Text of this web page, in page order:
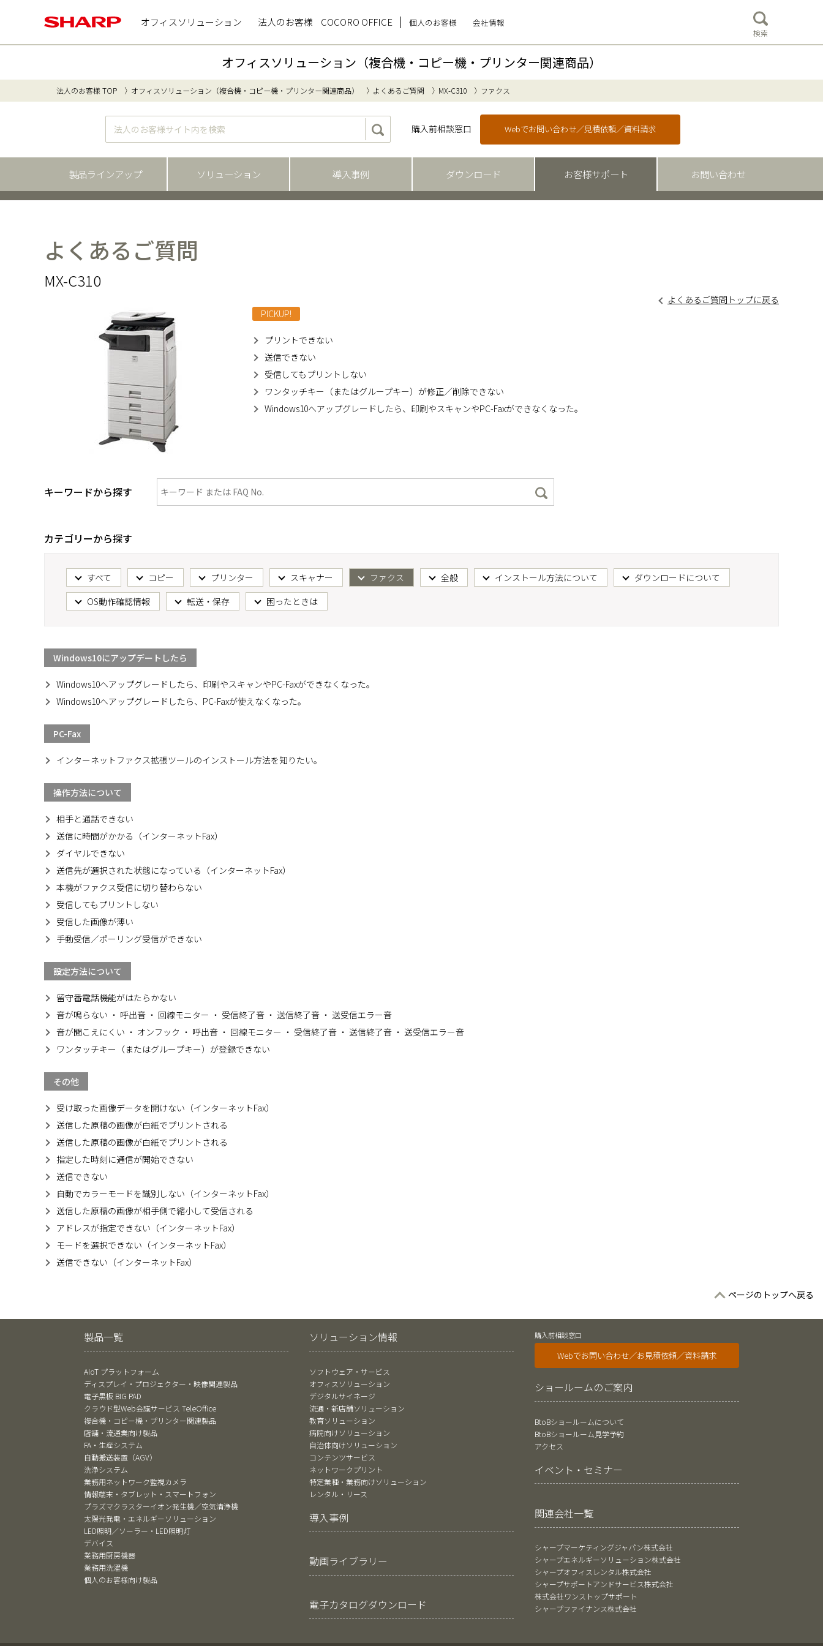
オフィスソリューション 法人のお客様 COCORO OFFICE 個人のお客様 会社情報
検索
オフィスソリューション（複合機・コピー機・プリンター関連商品）
法人のお客様 TOP オフィスソリューション（複合機・コピー機・プリンター関連商品） よくあるご質問 MX-C310 ファクス
購入前相談窓口 Webでお問い合わせ／見積依頼／資料請求
製品ラインアップ ソリューション 導入事例 ダウンロード お客様サポート お問い合わせ
よくあるご質問
MX-C310
よくあるご質問トップに戻る
PICKUP!
プリントできない
送信できない
受信してもプリントしない
ワンタッチキー（またはグループキー）が修正／削除できない
Windows10へアップグレードしたら、印刷やスキャンやPC-Faxができなくなった。
キーワードから探す
カテゴリーから探す
すべて コピー プリンター スキャナー ファクス 全般 インストール方法について
ダウンロードについて
OS動作確認情報
転送・保存 困ったときは
Windows10にアップデートしたら
Windows10へアップグレードしたら、印刷やスキャンやPC-Faxができなくなった。
Windows10へアップグレードしたら、PC-Faxが使えなくなった。
PC-Fax
インターネットファクス拡張ツールのインストール方法を知りたい。
操作方法について
相手と通話できない
送信に時間がかかる（インターネットFax）
ダイヤルできない
送信先が選択された状態になっている（インターネットFax）
本機がファクス受信に切り替わらない
受信してもプリントしない
受信した画像が薄い
手動受信／ポーリング受信ができない
設定方法について
留守番電話機能がはたらかない
音が鳴らない ・ 呼出音 ・ 回線モニター ・ 受信終了音 ・ 送信終了音 ・ 送受信エラー音
音が聞こえにくい ・ オンフック ・ 呼出音 ・ 回線モニター ・ 受信終了音 ・ 送信終了音 ・ 送受信エラー音
ワンタッチキー（またはグループキー）が登録できない
その他
受け取った画像データを開けない（インターネットFax）
送信した原稿の画像が白紙でプリントされる
送信した原稿の画像が白紙でプリントされる
指定した時刻に通信が開始できない
送信できない
自動でカラーモードを識別しない（インターネットFax）
送信した原稿の画像が相手側で縮小して受信される
アドレスが指定できない（インターネットFax）
モードを選択できない（インターネットFax）
送信できない（インターネットFax）
ページのトップへ戻る
製品一覧
AIoT プラットフォーム
ディスプレイ・プロジェクター・映像関連製品
電子黒板 BIG PAD
クラウド型Web会議サービス TeleOffice
複合機・コピー機・プリンター関連製品
店舗・流通業向け製品
FA・生産システム
自動搬送装置（AGV）
洗浄システム
業務用ネットワーク監視カメラ
情報端末・タブレット・スマートフォン
プラズマクラスターイオン発生機／空気清浄機
太陽光発電・エネルギーソリューション
LED照明／ソーラー・LED照明灯
デバイス
業務用厨房機器
業務用洗濯機
個人のお客様向け製品
ソリューション情報
ソフトウェア・サービス
オフィスソリューション
デジタルサイネージ
流通・新店舗ソリューション
教育ソリューション
病院向けソリューション
自治体向けソリューション
コンテンツサービス
ネットワークプリント
特定業種・業務向けソリューション
レンタル・リース
導入事例
動画ライブラリー
電子カタログダウンロード
購入前相談窓口
Webでお問い合わせ／お見積依頼／資料請求
ショールームのご案内
BtoBショールームについて
BtoBショールーム見学予約
アクセス
イベント・セミナー
関連会社一覧
シャープマーケティングジャパン株式会社
シャープエネルギーソリューション株式会社
シャープオフィスレンタル株式会社
シャープサポートアンドサービス株式会社
株式会社ワンストップサポート
シャープファイナンス株式会社